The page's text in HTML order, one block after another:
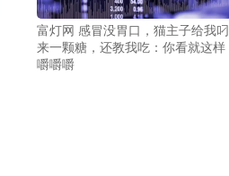
富灯网 感冒没胃口，猫主子给我叼
来一颗糖，还教我吃：你看就这样
嚼嚼嚼